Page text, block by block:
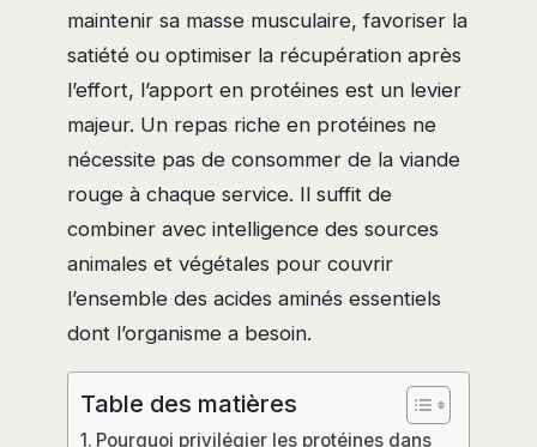
maintenir sa masse musculaire, favoriser la
satiété ou optimiser la récupération après
l’effort, l’apport en protéines est un levier
majeur. Un repas riche en protéines ne
nécessite pas de consommer de la viande
rouge à chaque service. Il suffit de
combiner avec intelligence des sources
animales et végétales pour couvrir
l’ensemble des acides aminés essentiels
dont l’organisme a besoin.
Table des matières
Pourquoi privilégier les protéines dans